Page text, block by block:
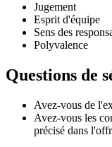
Jugement
Esprit d'équipe
Sens des
Polyvalence
Questions de
Avez-vous de
Avez-vous les
précisé dans